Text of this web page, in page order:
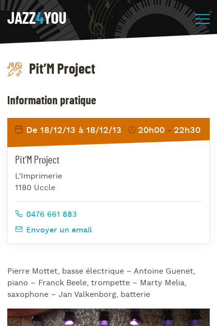
JAZZ4YOU
Pit’M Project
Pierre Mottet, basse électrique – Antoine Guenet,
piano – Franck Beele, trompette – Marty Melia,
saxophone – Jan Valkenborg, batterie
Information pratique
De 18/12/13 à 18/12/13 20h00 22h30
Pit’M Project
L'Imprimerie
1180 Uccle
0476 661 883
Envoyer un email